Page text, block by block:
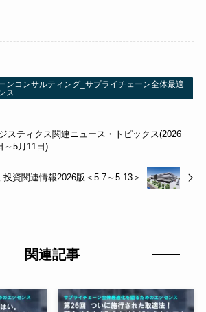
ンコンサルティング_サプライチェーン全体最適
ス
スティクス関連ニュース・トピックス(2026
～5月11日)
資関連情報2026版＜5.7～5.13＞
関連記事